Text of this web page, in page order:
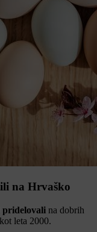
na Hrvaško
pridelovali na dobrih
leta 2000.